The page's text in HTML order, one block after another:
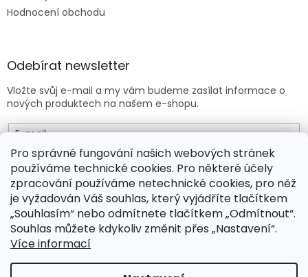
Pro správné fungování našich webových stránek
používáme technické cookies. Pro některé účely
zpracování používáme netechnické cookies, pro něž
je vyžadován Váš souhlas, který vyjádříte tlačítkem
„Souhlasím“ nebo odmítnete tlačítkem „Odmítnout“.
Souhlas můžete kdykoliv změnit přes „Nastavení“.
Více informací
Hodnocení obchodu
Odebírat newsletter
Vložte svůj e-mail a my vám budeme zasílat informace o
nových produktech na našem e-shopu.
E-mail
Vložením e-mailu souhlasíte sobchodními podmínkami .
PŘIHLÁSIT SE